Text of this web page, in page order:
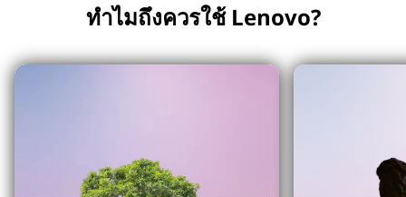
ทำไมถึงควรใช้ Lenovo?